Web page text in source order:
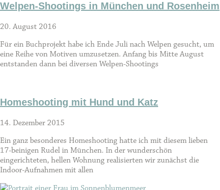
Welpen-Shootings in München und Rosenheim
20. August 2016
Für ein Buchprojekt habe ich Ende Juli nach Welpen gesucht, um
eine Reihe von Motiven umzusetzen. Anfang bis Mitte August
entstanden dann bei diversen Welpen-Shootings
Homeshooting mit Hund und Katz
14. Dezember 2015
Ein ganz besonderes Homeshooting hatte ich mit diesem lieben
17-beinigen Rudel in München. In der wunderschön
eingerichteten, hellen Wohnung realisierten wir zunächst die
Indoor-Aufnahmen mit allen